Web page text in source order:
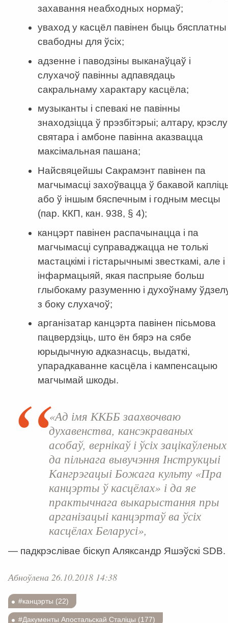
захавання неабходных нормаў;
уваход у касцёл павінен быць бясплатны
свабодны для ўсіх;
адзенне і паводзіны выканаўцаў і
слухачоў павінны адпавядаць
сакральнаму характару касцёла;
музыканты і спевакі не павінны
знаходзіцца ў прэзбітэрыі; алтару, крэслу
святара і амбоне павінна аказвацца
максімальная пашана;
Найсвяцейшы Сакрамэнт павінен па
магчымасці захоўвацца ў бакавой
або ў іншым бяспечным і годным месцы
(пар. ККП, кан. 938, § 4);
канцэрт павінен распачынацца і па
магчымасці суправаджацца не толькі
мастацкімі і гістарычнымі звесткамі, але і
інфармацыяй, якая паспрыяе больш
глыбокаму разуменню і духоўнаму
з боку слухачоў;
арганізатар канцэрта павінен пісьмова
пацвердзіць, што ён бярэ на сябе
юрыдычную адказнасць, выдаткі,
упарадкаванне касцёла і кампенсацыю
магчымай шкоды.
«Ад імя ККББ заахвочваю
духавенства, кансэкраваных
асобаў, вернікаў і ўсіх зацікаўленых
да пільнага вывучэння Інструкцыі
Кангрэгацыі Божага культу «Пра
канцэрты ў касцёлах» і да яе
практычнага выкарыстання пры
арганізацыі канцэртаў ва ўсіх
касцёлах Беларусі»,
— падкрэслівае біскуп Аляксандр Яшэўскі SDB.
Абноўлена 26.10.2018 14:38
#канцэрты (22)
#Дакументы Апостальскай Сталіцы (177)